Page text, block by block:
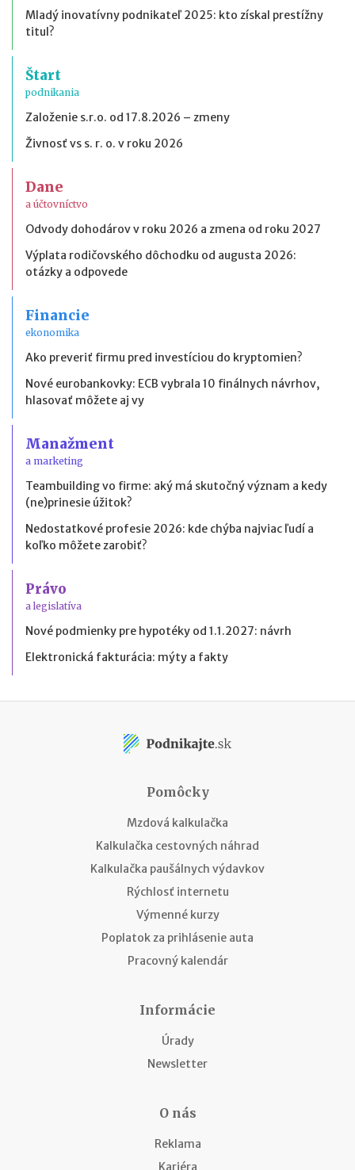
Mladý inovatívny podnikateľ 2025: kto získal prestížny
titul?
Štart
podnikania
Založenie s.r.o. od 17.8.2026 – zmeny
Živnosť vs s. r. o. v roku 2026
Dane
a účtovníctvo
Odvody dohodárov v roku 2026 a zmena od roku 2027
Výplata rodičovského dôchodku od augusta 2026:
otázky a odpovede
Financie
ekonomika
Ako preveriť firmu pred investíciou do kryptomien?
Nové eurobankovky: ECB vybrala 10 finálnych návrhov,
hlasovať môžete aj vy
Manažment
a marketing
Teambuilding vo firme: aký má skutočný význam a kedy
(ne)prinesie úžitok?
Nedostatkové profesie 2026: kde chýba najviac ľudí a
koľko môžete zarobiť?
Právo
a legislatíva
Nové podmienky pre hypotéky od 1.1.2027: návrh
Elektronická fakturácia: mýty a fakty
Pomôcky
Mzdová kalkulačka
Kalkulačka cestovných náhrad
Kalkulačka paušálnych výdavkov
Rýchlosť internetu
Výmenné kurzy
Poplatok za prihlásenie auta
Pracovný kalendár
Informácie
Úrady
Newsletter
O nás
Reklama
Kariéra